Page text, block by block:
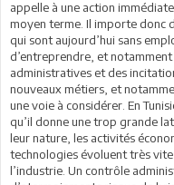
appelle à une action
moyen terme. Il importe donc
qui sont aujourd’hui sans
d’entreprendre, et
administratives et des
nouveaux métiers, et
une voie à considérer. En
qu’il donne une trop grande
leur nature, les activités
technologies évoluent très
l’industrie. Un contrôle